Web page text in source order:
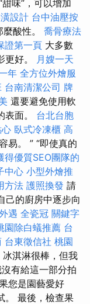
味”，可以增加
設計 台中油壓按
酸性。 喬骨療法
證第一頁 大多數
更好。 月嫂一天
年 全方位外燴服
台南清潔公司 牌
還要避免使用軟
表面。 台北台胞
臥式冷凍櫃 高
易。 ” “即使真的
得優質SEO團隊的
中心 小型外燴推
方法 護照換發 請
己的廚房中逐步向
遇 全瓷冠 關鍵字
園除白蟻推薦 台
台東徵信社 桃園
冰淇淋很棒，但我
有給這一部分拍
您是園藝愛好
。 最後，檢查果